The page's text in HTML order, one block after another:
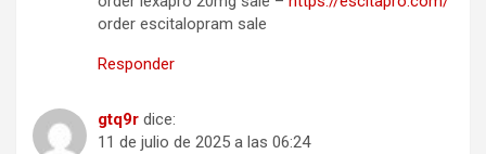
order escitalopram sale
Responder
gtq9r dice:
11 de julio de 2025 a las 06:24